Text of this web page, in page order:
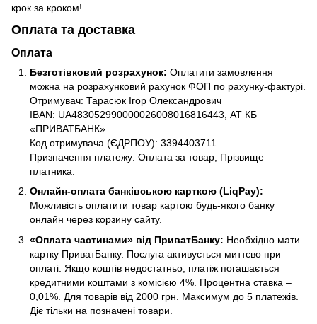
крок за кроком!
Оплата та доставка
Оплата
Безготівковий розрахунок: Оплатити замовлення
можна на розрахунковий рахунок ФОП по рахунку-фактурі.
Отримувач: Тарасюк Ігор Олександрович
IBAN: UA483052990000026008016816443, АТ КБ
«ПРИВАТБАНК»
Код отримувача (ЄДРПОУ): 3394403711
Призначення платежу: Оплата за товар, Прізвище
платника.
Онлайн-оплата банківською карткою (LiqPay):
Можливість оплатити товар картою будь-якого банку
онлайн через корзину сайту.
«Оплата частинами» від ПриватБанку: Необхідно мати
картку ПриватБанку. Послуга активується миттєво при
оплаті. Якщо коштів недостатньо, платіж погашається
кредитними коштами з комісією 4%. Процентна ставка –
0,01%. Для товарів від 2000 грн. Максимум до 5 платежів.
Діє тільки на позначені товари.